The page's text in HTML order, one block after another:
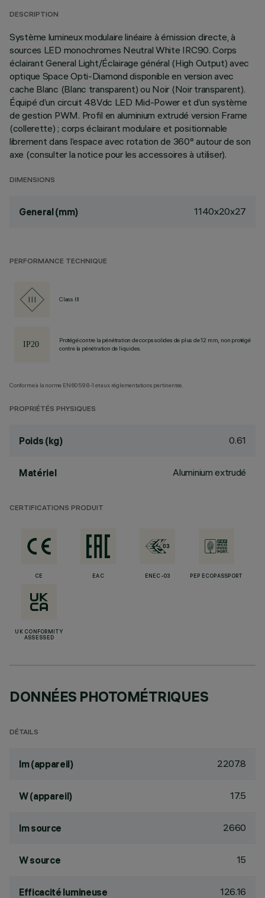
DESCRIPTION
Système lumineux modulaire linéaire à émission directe, à
sources LED monochromes Neutral White IRC90. Corps
éclairant General Light/Éclairage général (High Output) avec
optique Space Opti-Diamond disponible en version avec
cache Blanc (Blanc transparent) ou Noir (Noir transparent).
Équipé d’un circuit 48Vdc LED Mid-Power et d’un système
de gestion PWM. Profil en aluminium extrudé version Frame
(collerette) ; corps éclairant modulaire et positionnable
librement dans l’espace avec rotation de 360° autour de son
axe (consulter la notice pour les accessoires à utiliser).
DIMENSIONS
General (mm) 1140x20x27
PERFORMANCE TECHNIQUE
Class III
Protégé contre la pénétration de corps solides de plus de 12 mm, non protégé
contre la pénétration de liquides.
Conforme à la norme EN60598-1 et aux réglementations pertinentes.
PROPRIÉTÉS PHYSIQUES
Poids (kg) 0.61
Matériel Aluminium extrudé
CERTIFICATIONS PRODUIT
CE EAC ENEC-03 PEP ECOPASSPORT
UK CONFORMITY
ASSESSED
DONNÉES PHOTOMÉTRIQUES
DÉTAILS
lm (appareil) 2207.8
W (appareil) 17.5
lm source 2660
W source 15
Efficacité lumineuse 126.16